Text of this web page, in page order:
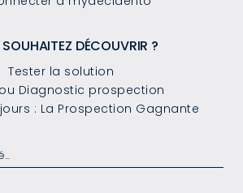
DÉCOUVRIR ?
Tester la solution
Diagnostic prospection
: La Prospection Gagnante